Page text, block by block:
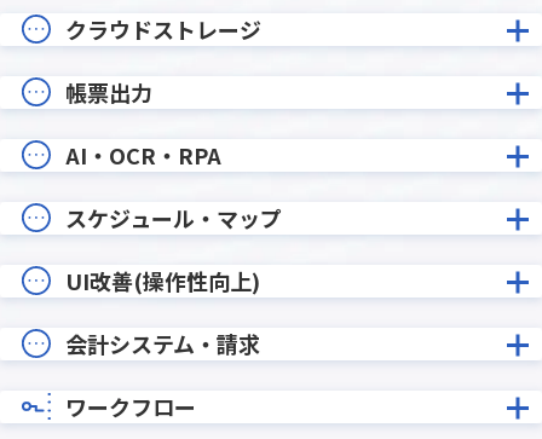
クラウドストレージ
帳票出力
AI・OCR・RPA
スケジュール・マップ
UI改善(操作性向上)
会計システム・請求
ワークフロー